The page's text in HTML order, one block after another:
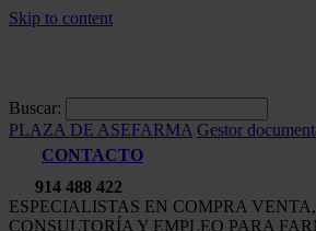
Skip to content
Buscar:
PLAZA DE ASEFARMA Gestor
CONTACTO
914 488 422
ESPECIALISTAS EN COMPRA
CONSULTORÍA Y EMPLEO PARA